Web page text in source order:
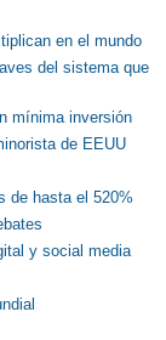
en el mundo
del sistema que
mínima inversión
de EEUU
de hasta el 520%
y social media